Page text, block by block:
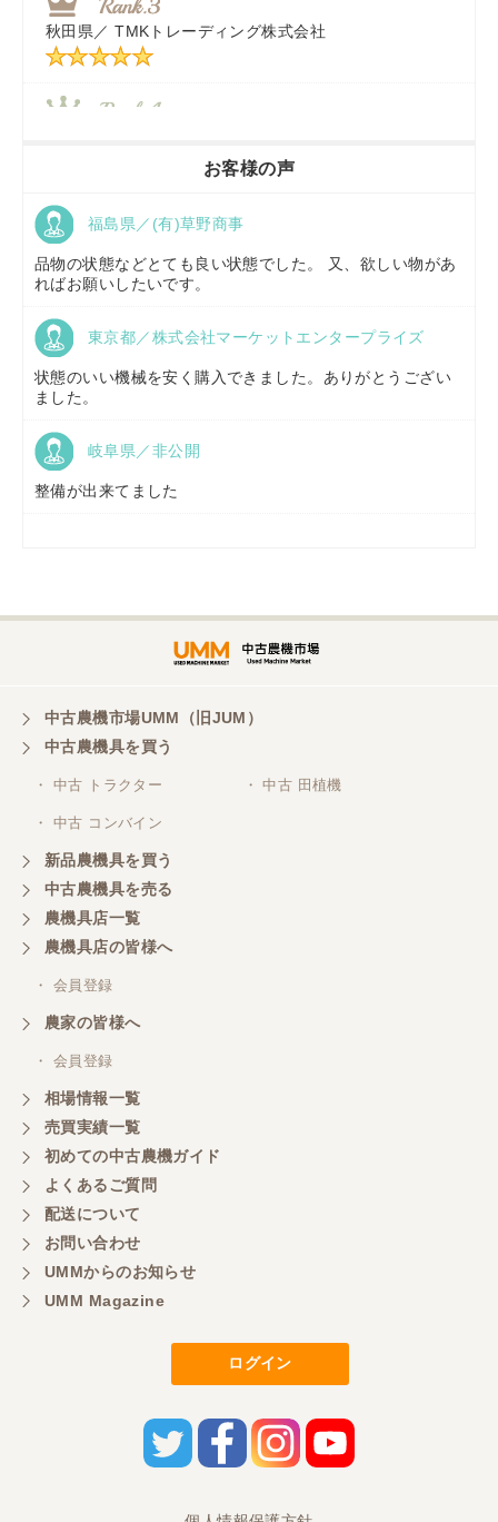
秋田県／ TMKトレーディング株式会社
秋田県／ TMKトレーディング株式会社
京都府／
福島県／(有)草野商事
山形県／株式会社ノーキステージ
株式会社トミタモータース
お客様の声
福島県／(有)草野商事
品物の状態などとても良い状態でした。 又、欲しい物があ
ればお願いしたいです。
東京都／株式会社マーケットエンタープライズ
状態のいい機械を安く購入できました。ありがとうござい
ました。
岐阜県／非公開
整備が出来てました
中古農機市場UMM（旧JUM）
中古農機具を買う
・ 中古 トラクター ・ 中古 田植機
・ 中古 コンバイン
新品農機具を買う
中古農機具を売る
農機具店一覧
農機具店の皆様へ
・ 会員登録
農家の皆様へ
・ 会員登録
相場情報一覧
売買実績一覧
初めての中古農機ガイド
よくあるご質問
配送について
お問い合わせ
UMMからのお知らせ
UMM Magazine
ログイン